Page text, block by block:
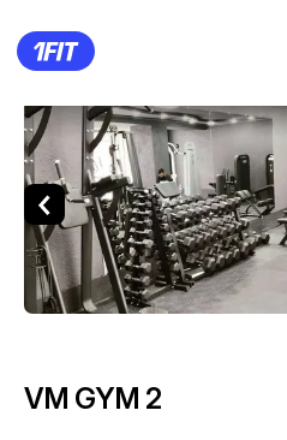
10 types of classes
VM GYM 2 —
VM GYM 2